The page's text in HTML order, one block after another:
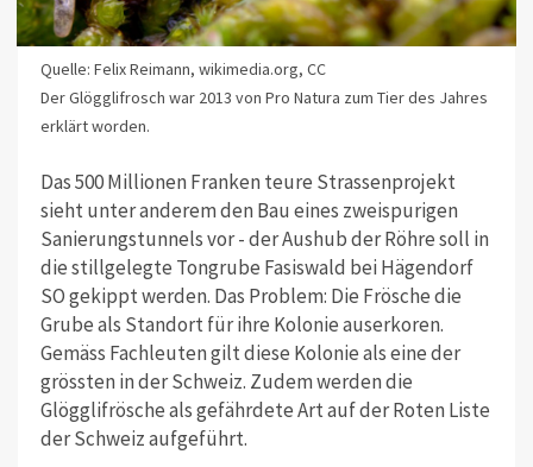
Quelle: Felix Reimann, wikimedia.org, CC
Der Glögglifrosch war 2013 von Pro Natura zum Tier des Jahres
erklärt worden.
Das 500 Millionen Franken teure Strassenprojekt
sieht unter anderem den Bau eines zweispurigen
Sanierungstunnels vor - der Aushub der Röhre soll in
die stillgelegte Tongrube Fasiswald bei Hägendorf
SO gekippt werden. Das Problem: Die Frösche die
Grube als Standort für ihre Kolonie auserkoren.
Gemäss Fachleuten gilt diese Kolonie als eine der
grössten in der Schweiz. Zudem werden die
Glögglifrösche als gefährdete Art auf der Roten Liste
der Schweiz aufgeführt.